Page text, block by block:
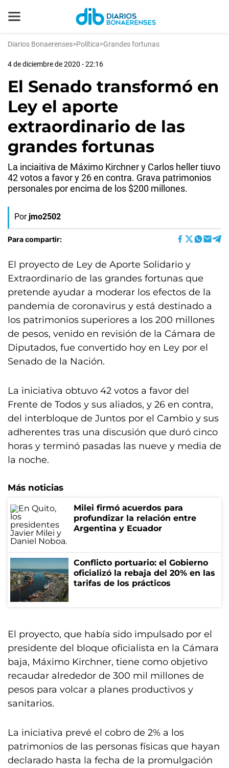
Diarios Bonaerenses>Política>Grandes fortunas
4 de diciembre de 2020 - 22:16
El Senado transformó en
Ley el aporte
extraordinario de las
grandes fortunas
La inciaitiva de Máximo Kirchner y Carlos heller tiuvo
42 votos a favor y 26 en contra. Grava patrimonios
personales por encima de los $200 millones.
Por jmo2502
Para compartir:
El proyecto de Ley de Aporte Solidario y
Extraordinario de las grandes fortunas que
pretende ayudar a moderar los efectos de la
pandemia de coronavirus y está destinado a
los patrimonios superiores a los 200 millones
de pesos, venido en revisión de la Cámara de
Diputados, fue convertido hoy en Ley por el
Senado de la Nación.
La iniciativa obtuvo 42 votos a favor del
Frente de Todos y sus aliados, y 26 en contra,
del interbloque de Juntos por el Cambio y sus
adherentes tras una discusión que duró cinco
horas y terminó pasadas las nueve y media de
la noche.
Más noticias
Milei firmó acuerdos para
profundizar la relación entre
Argentina y Ecuador
Conflicto portuario: el Gobierno
oficializó la rebaja del 20% en las
tarifas de los prácticos
El proyecto, que había sido impulsado por el
presidente del bloque oficialista en la Cámara
baja, Máximo Kirchner, tiene como objetivo
recaudar alrededor de 300 mil millones de
pesos para volcar a planes productivos y
sanitarios.
La iniciativa prevé el cobro de 2% a los
patrimonios de las personas físicas que hayan
declarado hasta la fecha de la promulgación